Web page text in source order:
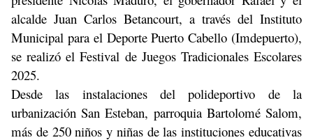
alcalde Juan Carlos Betancourt, a través del Instituto
Municipal para el Deporte Puerto Cabello (Imdepuerto),
se realizó el Festival de Juegos Tradicionales Escolares
2025.
Desde las instalaciones del polideportivo de la
urbanización San Esteban, parroquia Bartolomé Salom,
más de 250 niños y niñas de las instituciones educativas